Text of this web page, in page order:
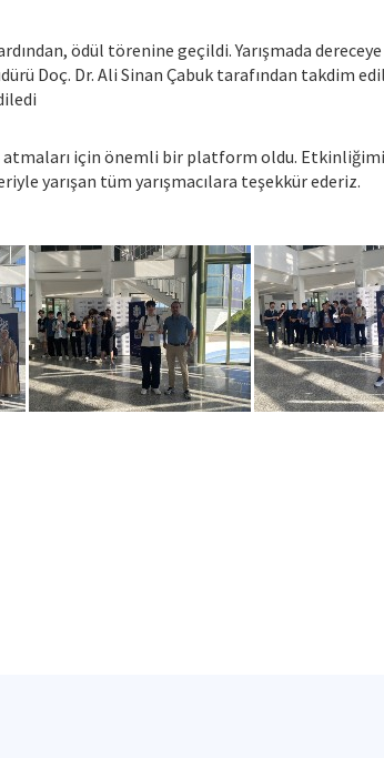
ödül törenine geçildi. Yarışmada
Doç. Dr. Ali Sinan Çabuk tarafından takdim
atmaları için önemli bir platform oldu.
yarışan tüm yarışmacılara teşekkür ederiz.